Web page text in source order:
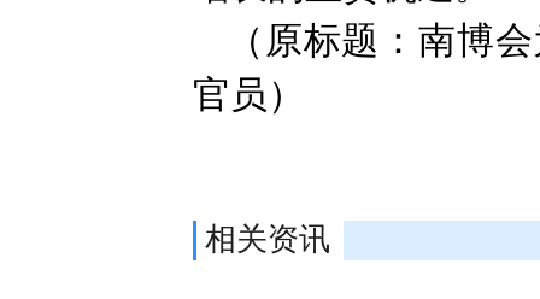
（原标题：南博
官员）
相关资讯